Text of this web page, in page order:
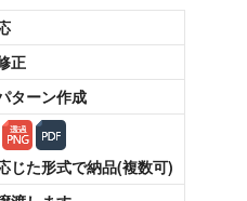
正
ターン作成
じた形式で納品(複数可)